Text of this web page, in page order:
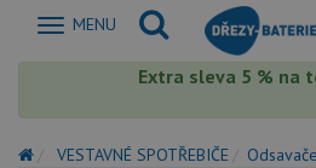
Zobrazit
MENU
Extra sleva 5 % na
VESTAVNÉ SPOTŘEBIČE